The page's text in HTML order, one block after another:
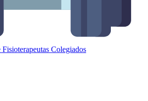
Fisioterapeutas Colegiados